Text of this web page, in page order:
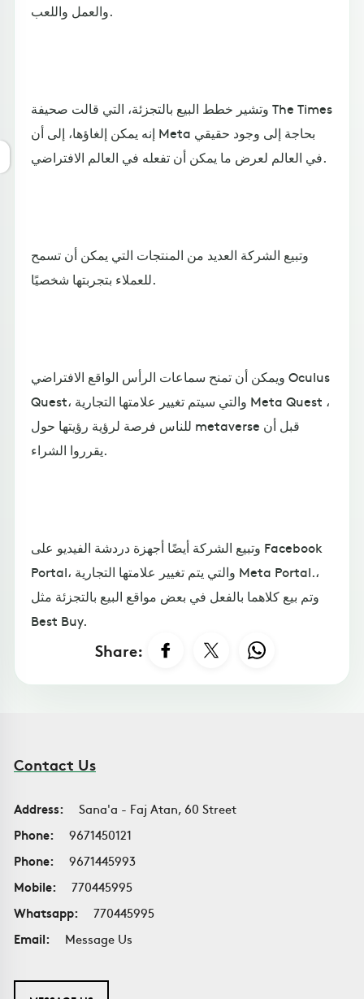
والعمل واللعب.
وتشير خطط البيع بالتجزئة، التي قالت صحيفة The Times
إنه يمكن إلغاؤها، إلى أن Meta بحاجة إلى وجود حقيقي
في العالم لعرض ما يمكن أن تفعله في العالم الافتراضي.
وتبيع الشركة العديد من المنتجات التي يمكن أن تسمح
للعملاء بتجربتها شخصيًا.
ويمكن أن تمنح سماعات الرأس الواقع الافتراضي Oculus
Quest، والتي سيتم تغيير علامتها التجارية Meta Quest ،
للناس فرصة لرؤية رؤيتها حول metaverse قبل أن
يقرروا الشراء.
وتبيع الشركة أيضًا أجهزة دردشة الفيديو على Facebook
Portal، والتي يتم تغيير علامتها التجارية Meta Portal.،
وتم بيع كلاهما بالفعل في بعض مواقع البيع بالتجزئة مثل
Best Buy.
Share:
Contact Us
Address:
Sana'a - Faj Atan, 60 Street
Phone:
9671450121
Phone:
9671445993
Mobile:
770445995
Whatsapp:
770445995
Email:
Message Us